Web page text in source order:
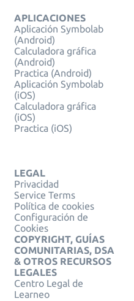
APLICACIONES
Aplicación Symbolab
(Android)
Calculadora gráfica
(Android)
Practica (Android)
Aplicación Symbolab
(iOS)
Calculadora gráfica
(iOS)
Practica (iOS)
LEGAL
Privacidad
Service Terms
Política de cookies
Configuración de
Cookies
COPYRIGHT, GUÍAS
COMUNITARIAS, DSA
& OTROS RECURSOS
LEGALES
Centro Legal de
Learneo